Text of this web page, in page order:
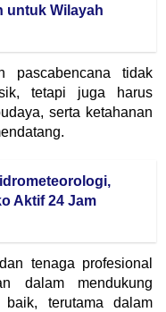
untuk Wilayah
pascabencana tidak
tetapi juga harus
serta ketahanan
Aktif 24 Jam
tenaga profesional
dalam mendukung
terutama dalam